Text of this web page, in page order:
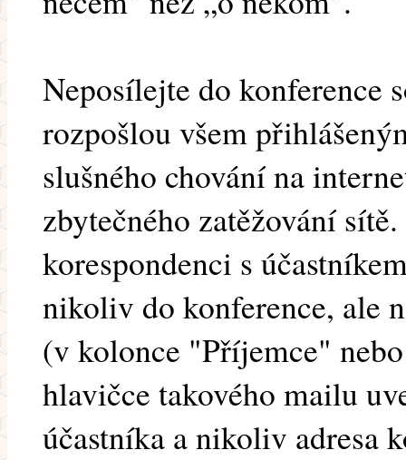
Neposílejte do konference
rozpošlou všem
slušného chování na
zbytečného zatěžování
korespondenci s
nikoliv do konference, ale
(v kolonce "Příjemce"
hlavičce takového mailu
účastníka a nikoliv adresa